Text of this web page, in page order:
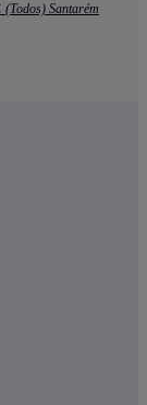
(Todos) Santarém